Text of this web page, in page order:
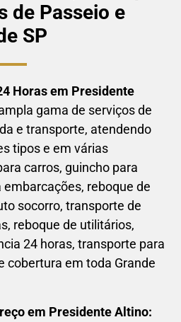
de Passeio e
SP
Horas em Presidente
gama de serviços de
e transporte, atendendo
tipos e em várias
carros, guincho para
reboque de
socorro, transporte de
reboque de utilitários,
24 horas, transporte para
cobertura em toda Grande
reço em Presidente Altino: